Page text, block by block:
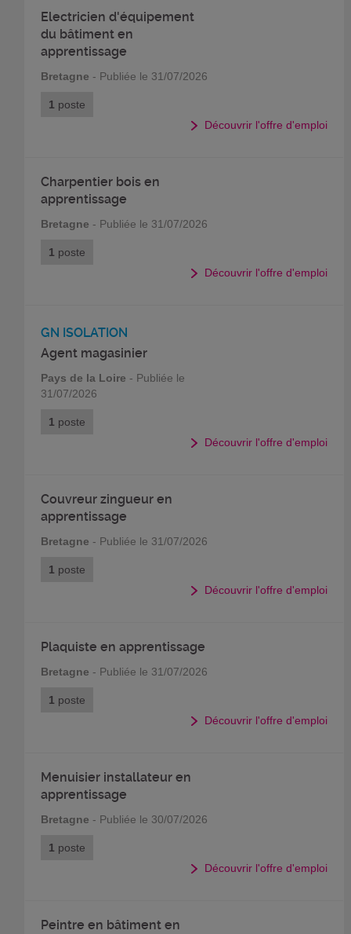
Electricien d'équipement
du bâtiment en
apprentissage
Bretagne - Publiée le 31/07/2026
1 poste
Découvrir l'offre d'emploi
Charpentier bois en
apprentissage
Bretagne - Publiée le 31/07/2026
1 poste
Découvrir l'offre d'emploi
GN ISOLATION
Agent magasinier
Pays de la Loire - Publiée le
31/07/2026
1 poste
Découvrir l'offre d'emploi
Couvreur zingueur en
apprentissage
Bretagne - Publiée le 31/07/2026
1 poste
Découvrir l'offre d'emploi
Plaquiste en apprentissage
Bretagne - Publiée le 31/07/2026
1 poste
Découvrir l'offre d'emploi
Menuisier installateur en
apprentissage
Bretagne - Publiée le 30/07/2026
1 poste
Découvrir l'offre d'emploi
Peintre en bâtiment en